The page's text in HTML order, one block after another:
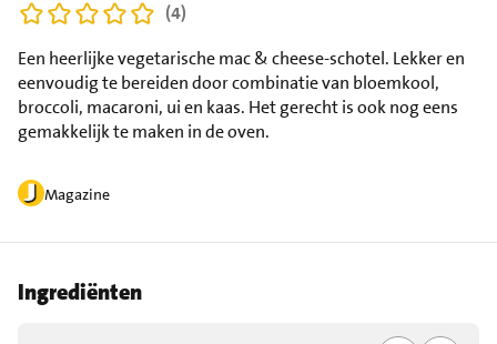
Magazine
Een heerlijke vegetarische mac & cheese-schotel. Lekker en
eenvoudig te bereiden door combinatie van bloemkool,
broccoli, macaroni, ui en kaas. Het gerecht is ook nog eens
gemakkelijk te maken in de oven.
(4)
Ingrediënten